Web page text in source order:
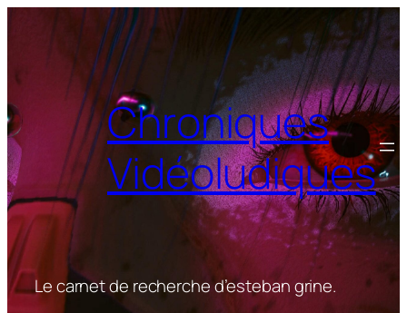
Chroniques
Vidéoludiques
Le carnet de recherche d’esteban grine.